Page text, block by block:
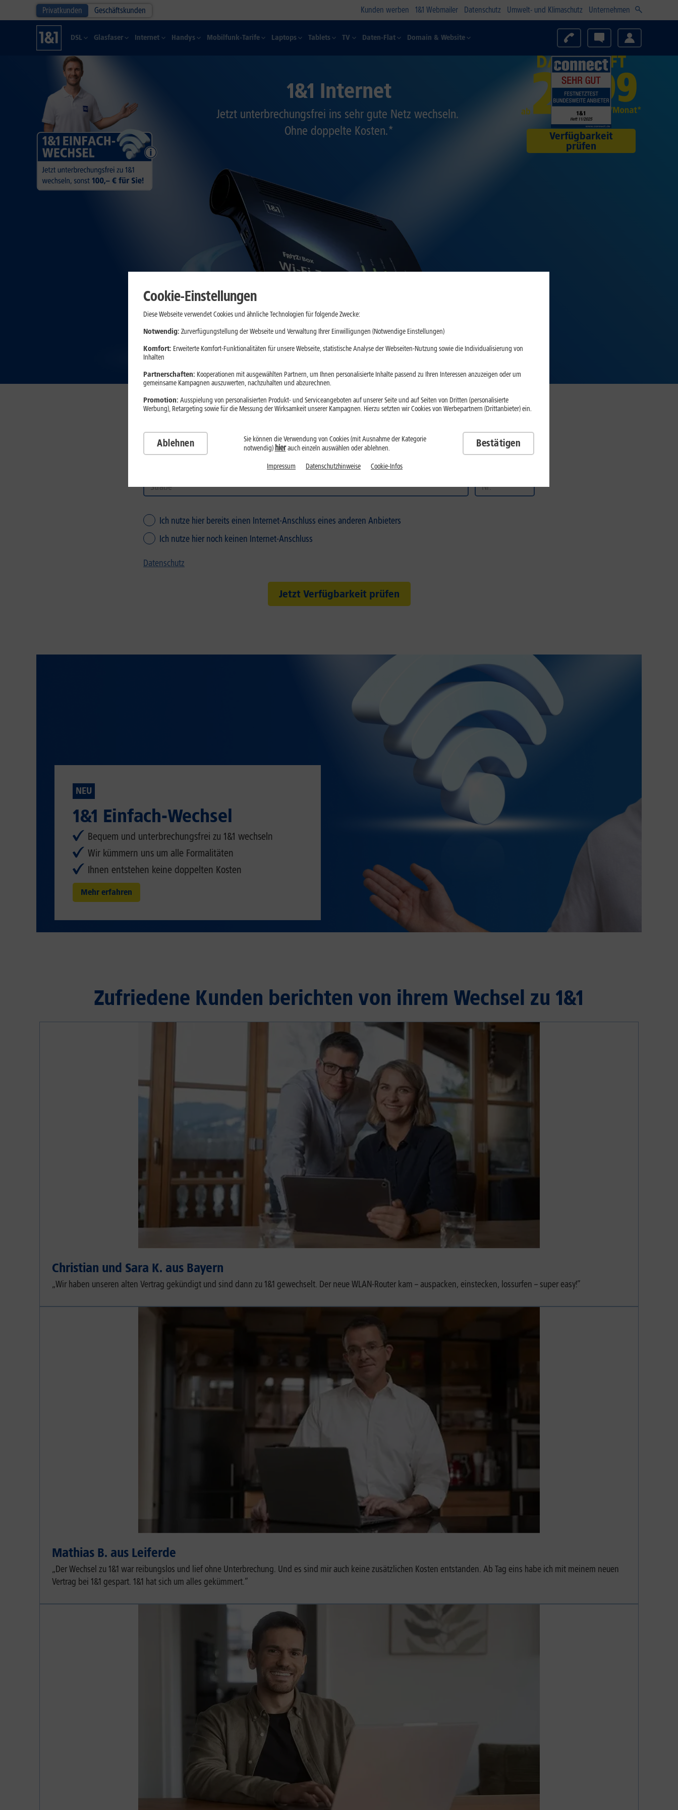
Privatkunden Geschäftskunden Kunden werben 1&1 Webmailer Datenschutz Umwelt- und Klimaschutz Unternehmen
DSL Glasfaser Internet Handys Mobilfunk-Tarife Laptops Tablets TV Daten-Flat Domain & Website
Verfügbarkeit
prüfen
1&1 Internet
Jetzt unterbrechungsfrei ins sehr gute Netz wechseln.
Ohne doppelte Kosten.*
Verfügbarkeit prüfen
Ich nutze hier bereits einen Internet-Anschluss eines anderen Anbieters
Ich nutze hier noch keinen Internet-Anschluss
Datenschutz
Jetzt Verfügbarkeit prüfen
NEU
1&1 Einfach-Wechsel
Bequem und unterbrechungsfrei zu 1&1 wechseln
Wir kümmern uns um alle Formalitäten
Ihnen entstehen keine doppelten Kosten
Mehr erfahren
Zufriedene Kunden berichten von ihrem Wechsel zu 1&1
Christian und Sara K. aus Bayern
„Wir haben unseren alten Vertrag gekündigt und sind dann zu 1&1 gewechselt. Der neue WLAN-Router kam – auspacken, einstecken, lossurfen – super easy!”
Mathias B. aus Leiferde
„Der Wechsel zu 1&1 war reibungslos und lief ohne Unterbrechung. Und es sind mir auch keine zusätzlichen Kosten entstanden. Ab Tag eins habe ich mit meinem neuen
Vertrag bei 1&1 gespart. 1&1 hat sich um alles gekümmert.”
Cookie-Einstellungen
Diese Webseite verwendet Cookies und ähnliche Technologien für folgende Zwecke:
Notwendig: Zurverfügungstellung der Webseite und Verwaltung Ihrer Einwilligungen (Notwendige Einstellungen)
Komfort: Erweiterte Komfort-Funktionalitäten für unsere Webseite, statistische Analyse der Webseiten-Nutzung sowie die Individualisierung von
Inhalten
Partnerschaften: Kooperationen mit ausgewählten Partnern, um Ihnen personalisierte Inhalte passend zu Ihren Interessen anzuzeigen oder um
gemeinsame Kampagnen auszuwerten, nachzuhalten und abzurechnen.
Promotion: Ausspielung von personalisierten Produkt- und Serviceangeboten auf unserer Seite und auf Seiten von Dritten (personalisierte
Werbung), Retargeting sowie für die Messung der Wirksamkeit unserer Kampagnen. Hierzu setzten wir Cookies von Werbepartnern (Drittanbieter) ein.
Ablehnen
Sie können die Verwendung von Cookies (mit Ausnahme der Kategorie
notwendig) hierauch einzeln auswählen oder ablehnen. Bestätigen
Impressum Datenschutzhinweise Cookie-Infos